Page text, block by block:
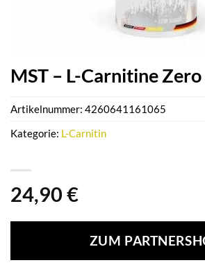
MST – L-Carnitine Zero
24,90 €
ZUM
Artikelnummer: 4260641161065
Kategorie: L-Carnitin